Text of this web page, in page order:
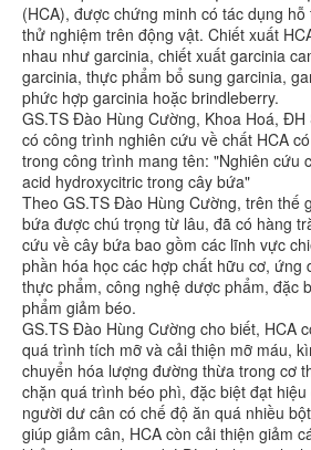
(HCA), được chứng minh có tác dụng
thử nghiệm trên động vật. Chiết xuất
nhau như garcinia, chiết xuất garcinia
garcinia, thực phẩm bổ sung garcinia,
phức hợp garcinia hoặc brindleberry.
GS.TS Đào Hùng Cường, Khoa Hoá,
có công trình nghiên cứu về chất HCA
trong công trình mang tên: "Nghiên cứu
acid hydroxycitric trong cây bứa"
Theo GS.TS Đào Hùng Cường, trên thế
bứa được chú trọng từ lâu, đã có hàng
cứu về cây bứa bao gồm các lĩnh vực
phần hóa học các hợp chất hữu cơ, ứng
thực phẩm, công nghệ dược phẩm, đặc
phẩm giảm béo.
GS.TS Đào Hùng Cường cho biết, HCA
quá trình tích mỡ và cải thiện mỡ máu,
chuyển hóa lượng đường thừa trong cơ
chặn quá trình béo phì, đặc biệt đạt
người dư cân có chế độ ăn quá nhiều
giúp giảm cân, HCA còn cải thiện giảm